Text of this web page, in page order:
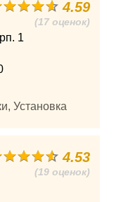
4.59
(17 оценок)
1
Установка
4.53
(19 оценок)